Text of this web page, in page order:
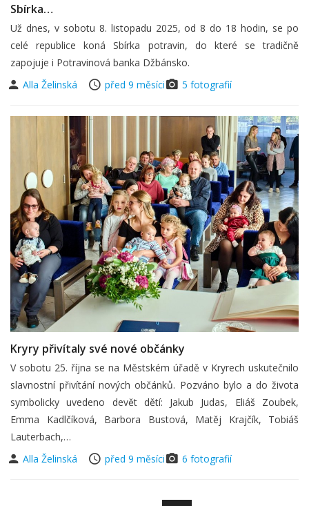
Sbírka…
Už dnes, v sobotu 8. listopadu 2025, od 8 do 18 hodin, se po
celé republice koná Sbírka potravin, do které se tradičně
zapojuje i Potravinová banka Džbánsko.
Alla Želinská
před 9 měsíci 5 fotografií
Kryry přivítaly své nové občánky
V sobotu 25. října se na Městském úřadě v Kryrech uskutečnilo
slavnostní přivítání nových občánků. Pozváno bylo a do života
symbolicky uvedeno devět dětí: Jakub Judas, Eliáš Zoubek,
Emma Kadlčíková, Barbora Bustová, Matěj Krajčík, Tobiáš
Lauterbach,…
Alla Želinská
před 9 měsíci 6 fotografií